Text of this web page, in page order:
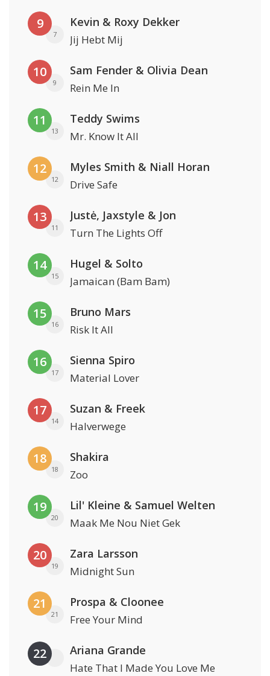
9
7
Kevin & Roxy Dekker
Jij Hebt Mij
10
9
Sam Fender & Olivia Dean
Rein Me In
11
13
Teddy Swims
Mr. Know It All
12
12
Myles Smith & Niall Horan
Drive Safe
13
11
Justė, Jaxstyle & Jon
Turn The Lights Off
14
15
Hugel & Solto
Jamaican (Bam Bam)
15
16
Bruno Mars
Risk It All
16
17
Sienna Spiro
Material Lover
17
14
Suzan & Freek
Halverwege
18
18
Shakira
Zoo
19
20
Lil' Kleine & Samuel Welten
Maak Me Nou Niet Gek
20
19
Zara Larsson
Midnight Sun
21
21
Prospa & Cloonee
Free Your Mind
22 Ariana Grande
Hate That I Made You Love Me